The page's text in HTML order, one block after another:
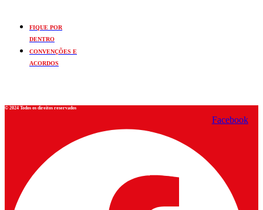
FIQUE POR
DENTRO
CONVENÇÕES E
ACORDOS
© 2024 Todos os direitos reservados
Facebook